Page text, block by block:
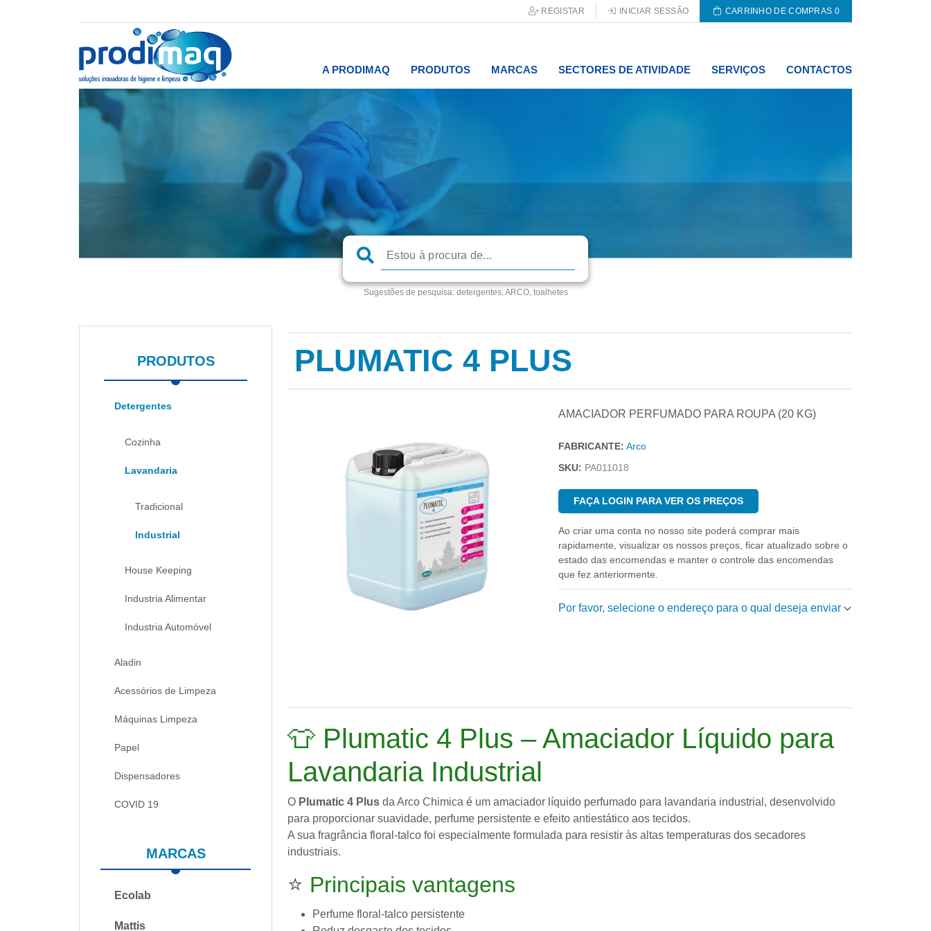
REGISTAR INICIAR SESSÃO CARRINHO DE COMPRAS 0
A PRODIMAQ PRODUTOS MARCAS SECTORES DE ATIVIDADE SERVIÇOS CONTACTOS
Sugestões de pesquisa:detergentes, ARCO, toalhetes
PRODUTOS
Detergentes
Cozinha
Lavandaria
Tradicional
Industrial
House Keeping
Industria Alimentar
Industria Automóvel
Aladin
Acessórios de Limpeza
Máquinas Limpeza
Papel
Dispensadores
COVID 19
MARCAS
Ecolab
Mattis
PLUMATIC 4 PLUS
AMACIADOR PERFUMADO PARA ROUPA (20 KG)
FABRICANTE: Arco
SKU: PA011018
FAÇA LOGIN PARA VER OS PREÇOS
Ao criar uma conta no nosso site poderá comprar mais
rapidamente, visualizar os nossos preços, ficar atualizado sobre o
estado das encomendas e manter o controle das encomendas
que fez anteriormente.
Por favor, selecione o endereço para o qual deseja enviar
👕 Plumatic 4 Plus – Amaciador Líquido para
Lavandaria Industrial
O Plumatic 4 Plus daArco Chimica é um amaciador líquido perfumado para lavandaria industrial, desenvolvido
para proporcionar suavidade, perfume persistente e efeito antiestático aos tecidos.
A sua fragrância floral-talco foi especialmente formulada para resistir às altas temperaturas dos secadores
industriais.
⭐ Principais vantagens
Perfume floral-talco persistente